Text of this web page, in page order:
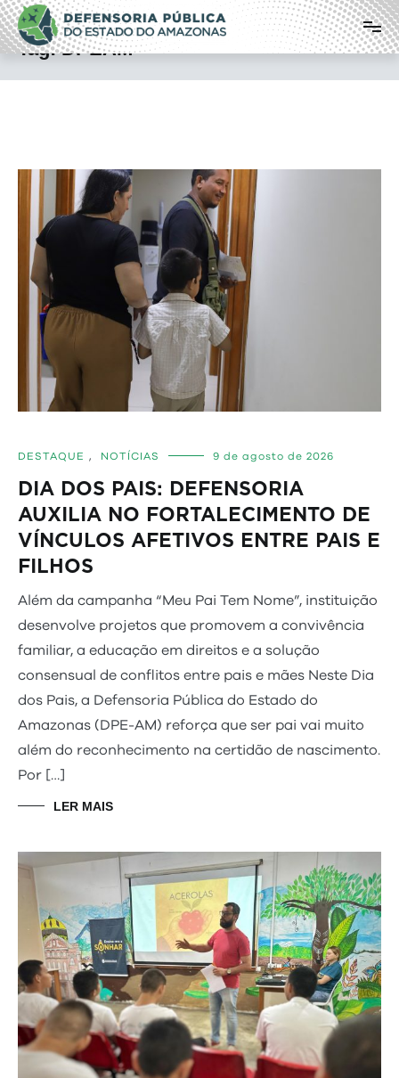
Pular
para
o
conteúdo
Defensoria Pública do Estado do
Amazonas
Tag:DPEAM
DESTAQUE , NOTÍCIAS 9 de agosto de 2026
DIA DOS PAIS: DEFENSORIA
AUXILIA NO FORTALECIMENTO DE
VÍNCULOS AFETIVOS ENTRE PAIS E
FILHOS
Além da campanha “Meu Pai Tem Nome”, instituição
desenvolve projetos que promovem a convivência
familiar, a educação em direitos e a solução
consensual de conflitos entre pais e mães Neste Dia
dos Pais, a Defensoria Pública do Estado do
Amazonas (DPE-AM) reforça que ser pai vai muito
além do reconhecimento na certidão de nascimento.
Por […]
LER MAIS